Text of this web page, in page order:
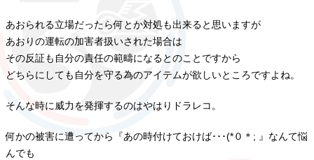
あおられる立場だったら何とか対処も出来ると思いますが
あおりの運転の加害者扱いされた場合は
その反証も自分の責任の範疇になるとのことですから
どちらにしても自分を守る為のアイテムが欲しいところですよね。
そんな時に威力を発揮するのはやはりドラレコ。
何かの被害に遭ってから『あの時付けておけば･･･(*０＊; 』なんて悩
んでも